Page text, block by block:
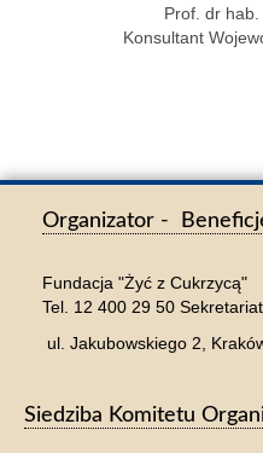
Prof. dr hab.
Konsultant
Organizator -
Fundacja "Żyć z Cukrzycą"
Tel. 12 400 29 50 Sekretariat
ul. Jakubowskiego 2,
Siedziba Komitetu